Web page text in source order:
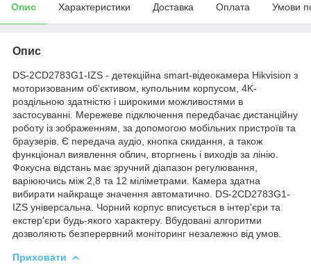
Опис Характеристики Доставка Оплата Умови
Опис
DS-2CD2783G1-IZS - детекційна smart-відеокамера Hikvision з
моторизованим об'єктивом, купольним корпусом, 4K-
роздільною здатністю і широкими можливостями в
застосуванні. Мережеве підключення передбачає дистанційну
роботу із зображенням, за допомогою мобільних пристроїв та
браузерів. Є передача аудіо, кнопка скидання, а також
функціонал виявлення облич, вторгнень і виходів за лінію.
Фокусна відстань має зручний діапазон регулювання,
варіюючись між 2,8 та 12 міліметрами. Камера здатна
вибирати найкраще значення автоматично. DS-2CD2783G1-
IZS універсальна. Чорний корпус вписується в інтер'єри та
екстер'єри будь-якого характеру. Вбудовані алгоритми
дозволяють безперервний моніторинг незалежно від умов.
Приховати